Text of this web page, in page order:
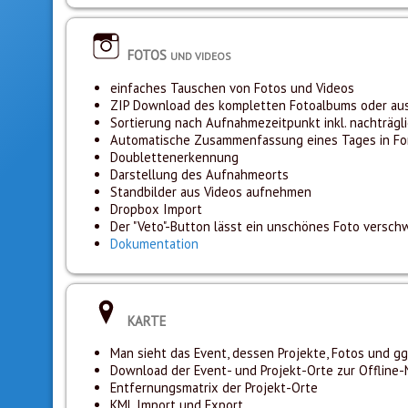
FOTOS UND VIDEOS
einfaches Tauschen von Fotos und Videos
ZIP Download des kompletten Fotoalbums oder
Sortierung nach Aufnahmezeitpunkt inkl.
Automatische Zusammenfassung eines Tages in
Doublettenerkennung
Darstellung des Aufnahmeorts
Standbilder aus Videos aufnehmen
Dropbox Import
Der "Veto"-Button lässt ein unschönes Foto
Dokumentation
KARTE
Man sieht das Event, dessen Projekte, Fotos und
Download der Event- und Projekt-Orte zur
Entfernungsmatrix der Projekt-Orte